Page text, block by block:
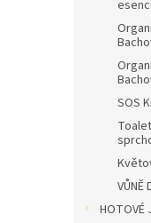
SOS
VŮNĚ
HOTOVÉ